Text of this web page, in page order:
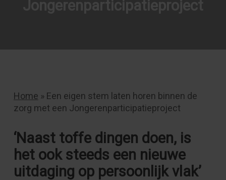
Home » Een eigen stem laten horen binnen de
zorg met een Jongerenparticipatieproject
‘Naast toffe dingen doen, is
het ook steeds een nieuwe
uitdaging op persoonlijk vlak’